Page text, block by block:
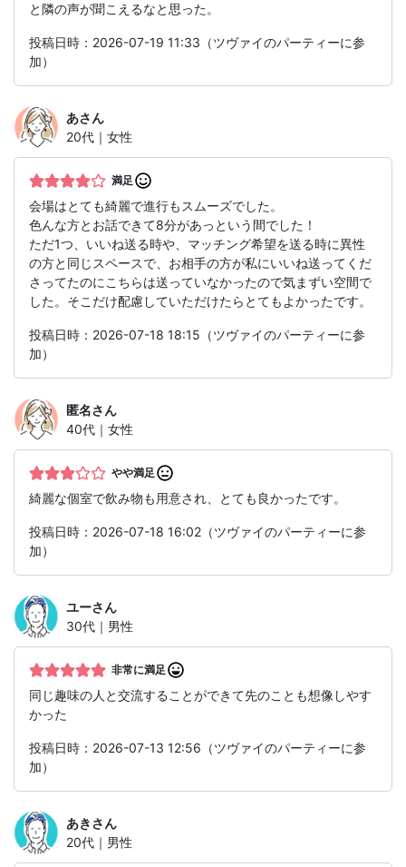
と隣の声が聞こえるなと思った。
投稿日時：2026-07-19 11:33（ツヴァイのパーティーに参
加）
あさん
20代｜女性
満足
会場はとても綺麗で進行もスムーズでした。
色んな方とお話できて8分があっという間でした！
ただ1つ、いいね送る時や、マッチング希望を送る時に異性
の方と同じスペースで、お相手の方が私にいいね送ってくだ
さってたのにこちらは送っていなかったので気まずい空間で
した。そこだけ配慮していただけたらとてもよかったです。
投稿日時：2026-07-18 18:15（ツヴァイのパーティーに参
加）
匿名さん
40代｜女性
やや満足
綺麗な個室で飲み物も用意され、とても良かったです。
投稿日時：2026-07-18 16:02（ツヴァイのパーティーに参
加）
ユーさん
30代｜男性
非常に満足
同じ趣味の人と交流することができて先のことも想像しやす
かった
投稿日時：2026-07-13 12:56（ツヴァイのパーティーに参
加）
あきさん
20代｜男性